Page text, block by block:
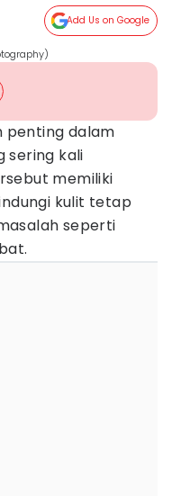
Add Us on Google
penting dalam
sering kali
memiliki
kulit tetap
seperti